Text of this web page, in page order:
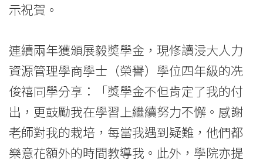
示祝賀。
連續兩年獲頒展毅奬學金，現修讀浸大人力
資源管理學商學士（榮譽）學位四年級的冼
俊禧同學分享：「獎學金不但肯定了我的付
出，更鼓勵我在學習上繼續努力不懈。感謝
老師對我的栽培，每當我遇到疑難，他們都
樂意花額外的時間教導我。此外，學院亦提